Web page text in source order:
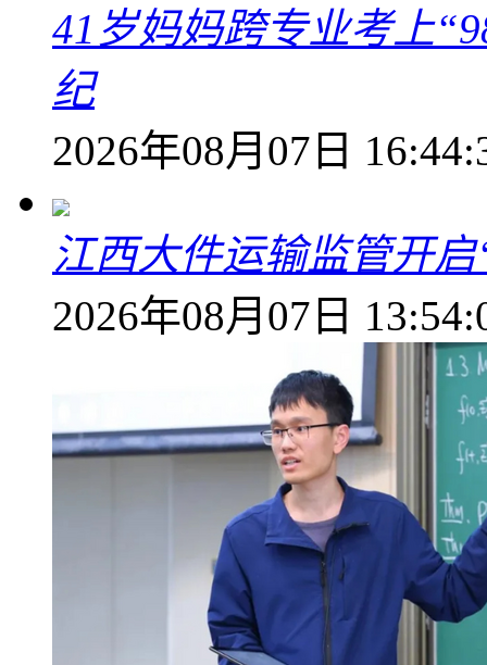
41岁妈妈跨专业考上
纪
2026年08月07日
江西大件运输监管开
2026年08月07日